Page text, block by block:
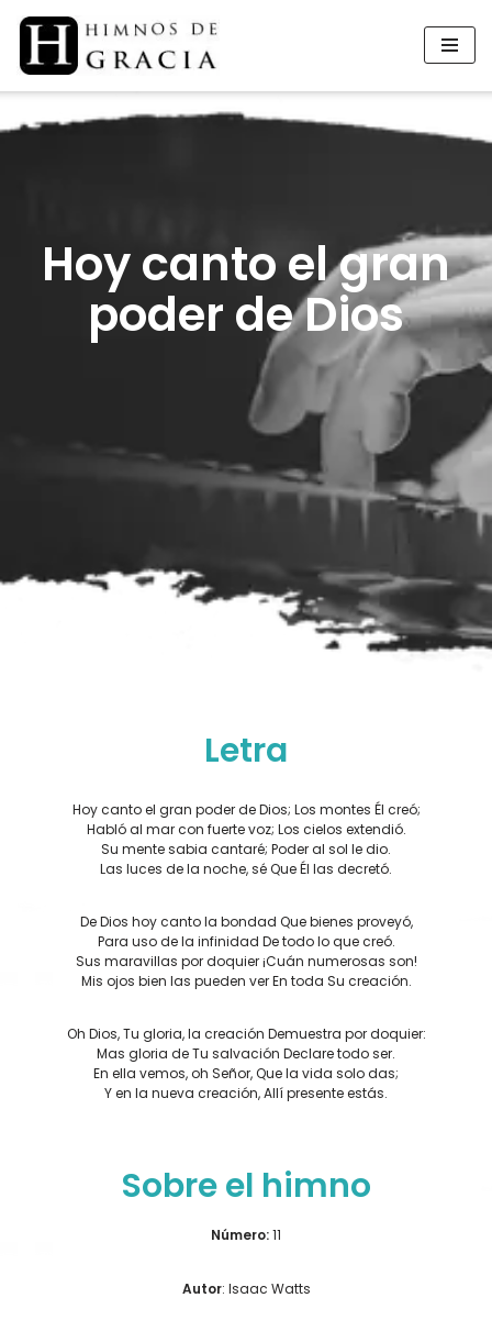
Saltar
contenido
Hoy canto el gran
poder de Dios
Letra
Hoy canto el gran poder de Dios; Los montes Él creó;
Habló al mar con fuerte voz; Los cielos extendió.
Su mente sabia cantaré; Poder al sol le dio.
Las luces de la noche, sé Que Él las decretó.
De Dios hoy canto la bondad Que bienes proveyó,
Para uso de la infinidad De todo lo que creó.
Sus maravillas por doquier ¡Cuán numerosas son!
Mis ojos bien las pueden ver En toda Su creación.
Oh Dios, Tu gloria, la creación Demuestra por doquier:
Mas gloria de Tu salvación Declare todo ser.
En ella vemos, oh Señor, Que la vida solo das;
Y en la nueva creación, Allí presente estás.
Sobre el himno
Número:11
Autor: Isaac Watts